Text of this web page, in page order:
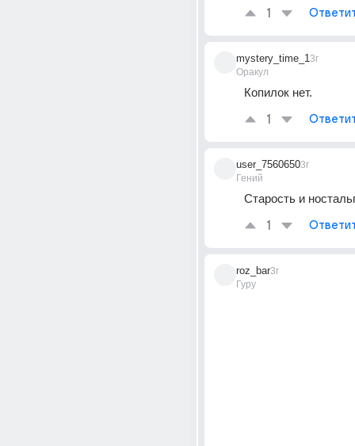
1
mystery_time_1
Оракул
3г
Копилок нет.
1
user_7560650
Гений
3г
Старость и
1
roz_bar
Гуру
3г